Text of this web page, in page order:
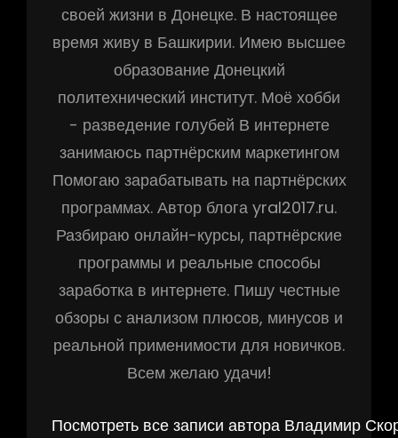
своей жизни в Донецке. В настоящее
время живу в Башкирии. Имею высшее
образование Донецкий
политехнический институт. Моё хобби
- разведение голубей В интернете
занимаюсь партнёрским маркетингом
Помогаю зарабатывать на партнёрских
программах. Автор блога yral2017.ru.
Разбираю онлайн-курсы, партнёрские
программы и реальные способы
заработка в интернете. Пишу честные
обзоры с анализом плюсов, минусов и
реальной применимости для новичков.
Всем желаю удачи!
Посмотреть все записи автора Владимир